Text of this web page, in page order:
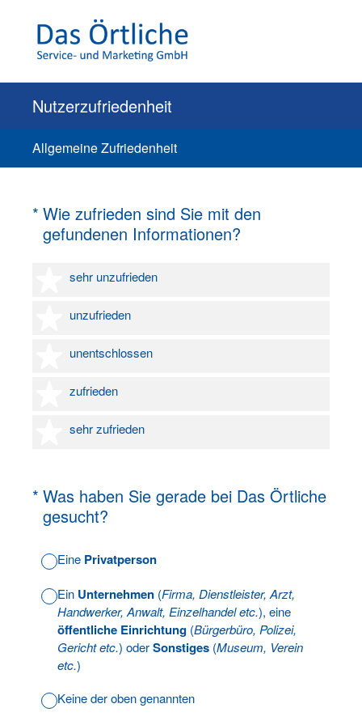
Nutzerzufriedenheit
Allgemeine Zufriedenheit
* Wie zufrieden sind Sie mit den
gefundenen Informationen?
(Erforderlich.)
sehr unzufrieden
1 Stern
unzufrieden
2 Sterne
unentschlossen
3 Sterne
zufrieden
4 Sterne
sehr zufrieden
5 Sterne
* Was haben Sie gerade bei Das Örtliche
gesucht?
(Erforderlich.)
Eine Privatperson
Ein Unternehmen (Firma, Dienstleister, Arzt,
Handwerker, Anwalt, Einzelhandel etc.), eine
öffentliche Einrichtung (Bürgerbüro, Polizei,
Gericht etc.) oderSonstiges (Museum, Verein
etc.)
Keine der oben genannten